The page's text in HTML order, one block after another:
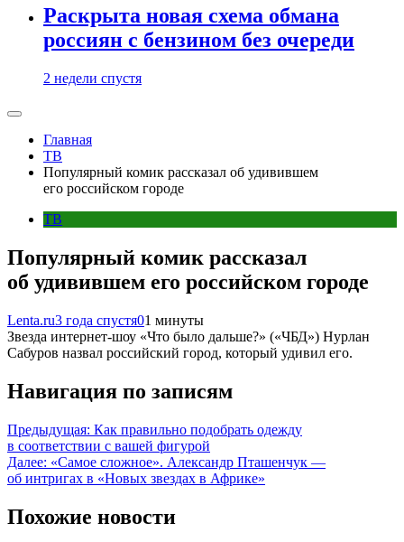
Раскрыта новая схема обмана
россиян с бензином без очереди
2 недели спустя
Главная
ТВ
Популярный комик рассказал об удивившем
его российском городе
ТВ
Популярный комик рассказал
об удивившем его российском городе
Lenta.ru3 года спустя01 минуты
Звезда интернет-шоу «Что было дальше?» («ЧБД») Нурлан
Сабуров назвал российский город, который удивил его.
Навигация по записям
Предыдущая: Как правильно подобрать одежду
в соответствии с вашей фигурой
Далее: «Самое сложное». Александр Пташенчук —
об интригах в «Новых звездах в Африке»
Похожие новости